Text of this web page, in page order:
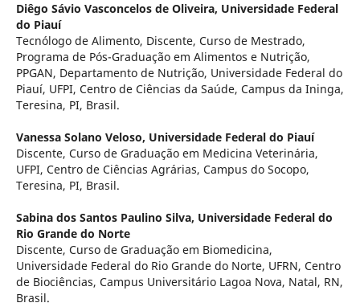
Diêgo Sávio Vasconcelos de Oliveira, Universidade Federal
do Piauí
Tecnólogo de Alimento, Discente, Curso de Mestrado,
Programa de Pós-Graduação em Alimentos e Nutrição,
PPGAN, Departamento de Nutrição, Universidade Federal do
Piauí, UFPI, Centro de Ciências da Saúde, Campus da Ininga,
Teresina, PI, Brasil.
Vanessa Solano Veloso, Universidade Federal do Piauí
Discente, Curso de Graduação em Medicina Veterinária,
UFPI, Centro de Ciências Agrárias, Campus do Socopo,
Teresina, PI, Brasil.
Sabina dos Santos Paulino Silva, Universidade Federal do
Rio Grande do Norte
Discente, Curso de Graduação em Biomedicina,
Universidade Federal do Rio Grande do Norte, UFRN, Centro
de Biociências, Campus Universitário Lagoa Nova, Natal, RN,
Brasil.